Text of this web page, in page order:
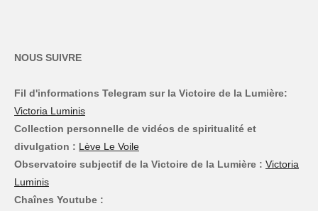
NOUS SUIVRE
Fil d'informations Telegram sur la Victoire de la Lumière:
Victoria Luminis
Collection personnelle de vidéos de spiritualité et
divulgation : Lève Le Voile
Observatoire subjectif de la Victoire de la Lumière : Victoria
Luminis
Chaînes Youtube :